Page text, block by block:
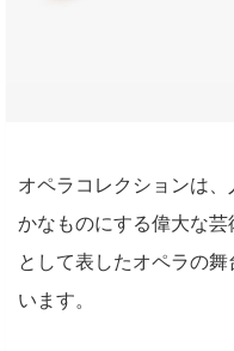
オペラコレクションは
かなものにする偉大な
として表したオペラの
います。